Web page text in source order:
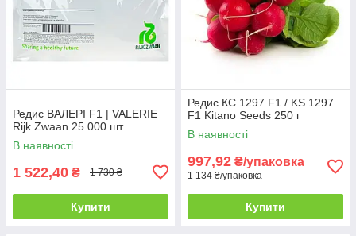
Редис ВАЛЕРІ F1 | VALERIE
Rijk Zwaan 25 000 шт
В наявності
1 522,40 ₴ 1 730 ₴
Купити
Редис КС 1297 F1 / KS 1297
F1 Kitano Seeds 250 г
В наявності
997,92 ₴/упаковка
1 134 ₴/упаковка
Купити